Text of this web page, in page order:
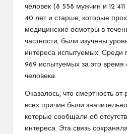
человек (8 558 мужчин и 12
40 лет и старше, которые
медицинские осмотры в
частности, были изучены
интереса испытуемых. Среди
969 испытуемых за это время
человека.
Оказалось, что смертность от
всех причин были
которые сообщали об
интереса. Эта связь